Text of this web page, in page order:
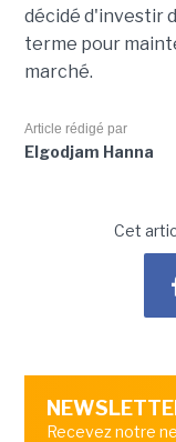
décidé d'investir
terme pour
marché.
Article rédigé par
Elgodjam Hanna
Cet
Recevez notre